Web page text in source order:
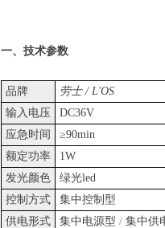
劳士集中控
一、技术参数
品牌 劳士 / L'OS
输入电压
DC36V
应急时间
≥90min
额定功率
1W
发光颜色
绿光led
控制方式
集中控制型
供电形式
集中电源型 / 集中供